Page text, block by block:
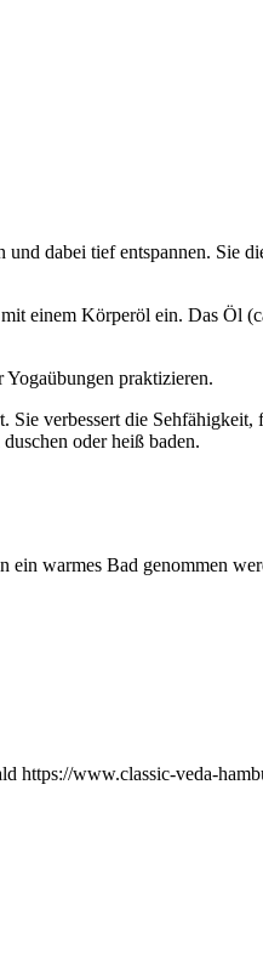
dabei tief entspannen. Sie
einem Körperöl ein. Das Öl
praktizieren.
verbessert die
oder heiß baden.
warmes Bad genommen
https://www.classic-veda-